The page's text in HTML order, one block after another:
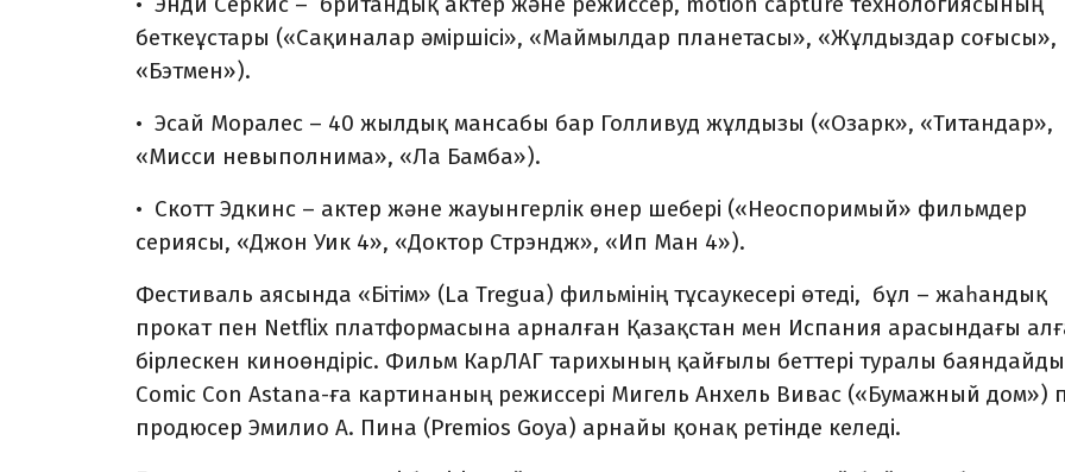
беткеұстары («Сақиналар әміршісі», «Маймылдар планетасы», «Жұлдыздар соғысы»,
«Бэтмен»).
• Эсай Моралес – 40 жылдық мансабы бар Голливуд жұлдызы («Озарк», «Титандар»,
«Мисси невыполнима», «Ла Бамба»).
• Скотт Эдкинс – актер және жауынгерлік өнер шебері («Неоспоримый» фильмдер
сериясы, «Джон Уик 4», «Доктор Стрэндж», «Ип Ман 4»).
Фестиваль аясында «Бітім» (La Tregua) фильмінің тұсаукесері өтеді, бұл – жаһандық
прокат пен Netflix платформасына арналған Қазақстан мен Испания арасындағы
бірлескен киноөндіріс. Фильм КарЛАГ тарихының қайғылы беттері туралы
Comic Con Astana-ға картинаның режиссері Мигель Анхель Вивас («Бумажный дом»)
продюсер Эмилио А. Пина (Premios Goya) арнайы қонақ ретінде келеді.